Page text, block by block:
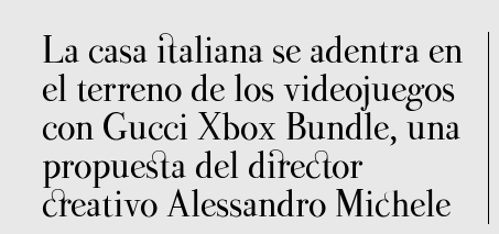
La casa italiana se adentra en
el terreno de los videojuegos
con Gucci Xbox Bundle, una
propuesta del director
creativo Alessandro Michele